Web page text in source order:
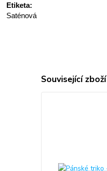
Etiketa:
Saténová
Související zboží